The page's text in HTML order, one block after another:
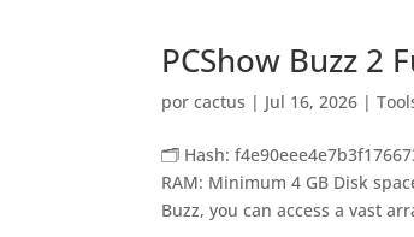
PCShow Buzz 2
porcactus | Jul 16, 2026 |
🗂 Hash:
RAM: Minimum 4 GB Disk
Buzz, you can access a vast